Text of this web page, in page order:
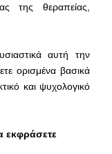
της θεραπείας,
αυτή την
ορισμένα βασικά
και ψυχολογικό
εκφράσετε